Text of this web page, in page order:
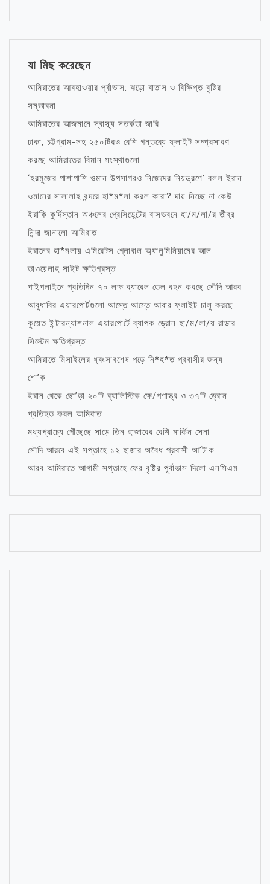
যা মিছ করেছেন
আমিরাতের আবহাওয়ার পূর্বাভাস: ঝড়ো বাতাস ও বিক্ষিপ্ত বৃষ্টির
সম্ভাবনা
আমিরাতের আজমানে স্বাস্থ্য সতর্কতা জারি
ঢাকা, চট্টগ্রাম-সহ ২৫০টিরও বেশি গন্তব্যে ফ্লাইট সম্প্রসারণ
করছে আমিরাতের বিমান সংস্থাগুলো
‘হরমুজের পাশাপাশি ওমান উপসাগরও নিজেদের নিয়ন্ত্রণে’ বলল ইরান
ওমানের সালালাহ বন্দরে হা*ম*লা করল কারা? দায় নিচ্ছে না কেউ
ইরাকি কুর্দিস্তান অঞ্চলের প্রেসিডেন্টের বাসভবনে হা/ম/লা/র তীব্র
নিন্দা জানালো আমিরাত
ইরানের হা*মলায় এমিরেটস গ্লোবাল অ্যালুমিনিয়ামের আল
তাওয়েলাহ সাইট ক্ষতিগ্রস্ত
পাইপলাইনে প্রতিদিন ৭০ লক্ষ ব্যারেল তেল বহন করছে সৌদি আরব
আবুধাবির এয়ারপোর্টগুলো আস্তে আস্তে আবার ফ্লাইট চালু করছে
কুয়েত ইন্টারন্যাশনাল এয়ারপোর্টে ব্যাপক ড্রোন হা/ম/লা/য় রাডার
সিস্টেম ক্ষতিগ্রস্ত
আমিরাতে মিসাইলের ধ্বংসাবশেষ পড়ে নি*হ*ত প্রবাসীর জন্য
শো’ক
ইরান থেকে ছো’ড়া ২০টি ব্যালিস্টিক ক্ষে/পণাস্ত্র ও ৩৭টি ড্রোন
প্রতিহত করল আমিরাত
মধ্যপ্রাচ্যে পৌঁছেছে সাড়ে তিন হাজারের বেশি মার্কিন সেনা
সৌদি আরবে এই সপ্তাহে ১২ হাজার অবৈধ প্রবাসী আ’ট’ক
আরব আমিরাতে আগামী সপ্তাহে ফের বৃষ্টির পূর্বাভাস দিলো এনসিএম